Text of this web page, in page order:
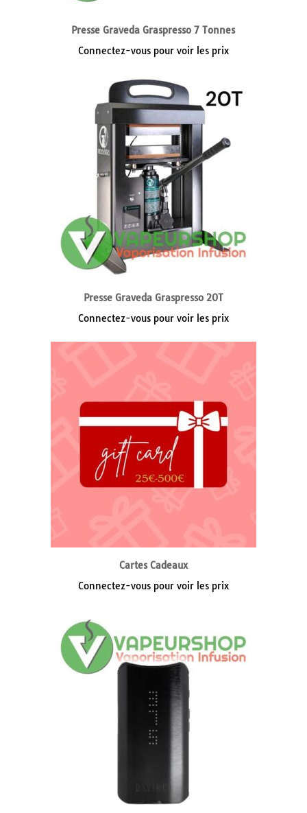
Presse Graveda Graspresso 7 Tonnes
Connectez-vous pour voir les prix
Presse Graveda Graspresso 20T
Connectez-vous pour voir les prix
Cartes Cadeaux
Connectez-vous pour voir les prix